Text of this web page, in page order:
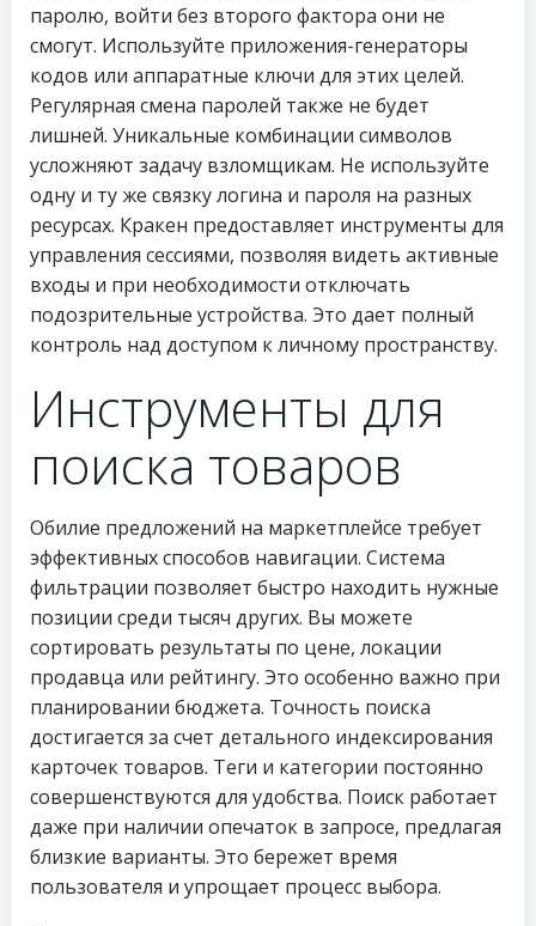
паролю, войти без второго фактора они не
смогут. Используйте приложения-генераторы
кодов или аппаратные ключи для этих целей.
Регулярная смена паролей также не будет
лишней. Уникальные комбинации символов
усложняют задачу взломщикам. Не используйте
одну и ту же связку логина и пароля на разных
ресурсах. Кракен предоставляет инструменты для
управления сессиями, позволяя видеть активные
входы и при необходимости отключать
подозрительные устройства. Это дает полный
контроль над доступом к личному пространству.
Инструменты для
поиска товаров
Обилие предложений на маркетплейсе требует
эффективных способов навигации. Система
фильтрации позволяет быстро находить нужные
позиции среди тысяч других. Вы можете
сортировать результаты по цене, локации
продавца или рейтингу. Это особенно важно при
планировании бюджета. Точность поиска
достигается за счет детального индексирования
карточек товаров. Теги и категории постоянно
совершенствуются для удобства. Поиск работает
даже при наличии опечаток в запросе, предлагая
близкие варианты. Это бережет время
пользователя и упрощает процесс выбора.